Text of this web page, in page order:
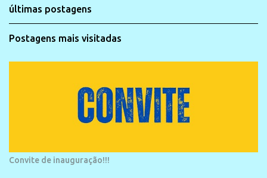
últimas postagens
Postagens mais visitadas
Convite de inauguração!!!